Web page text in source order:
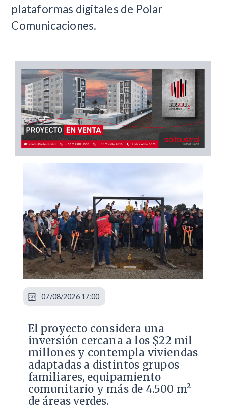
plataformas digitales de Polar
Comunicaciones.
El proyecto considera una
inversión cercana a los $22 mil
millones y contempla viviendas
adaptadas a distintos grupos
familiares, equipamiento
comunitario y más de 4.500 m²
de áreas verdes.
07/08/2026 17:00